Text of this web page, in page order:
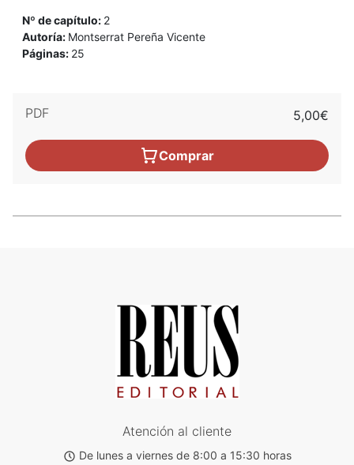
Nº de capítulo: 2
Autoría: Montserrat Pereña Vicente
Páginas: 25
PDF 5,00€
Comprar
Atención al cliente
De lunes a viernes de 8:00 a 15:30 horas